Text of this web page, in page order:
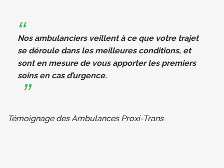
Nos ambulanciers veillent à ce que votre trajet
se déroule dans les meilleures conditions, et
sont en mesure de vous apporter les premiers
soins en cas d’urgence.
Témoignage des Ambulances Proxi-Trans